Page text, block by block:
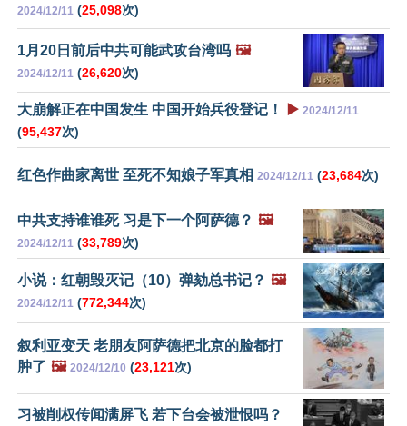
2024/12/11 (25,098次)
1月20日前后中共可能武攻台湾吗 🖼️
2024/12/11 (26,620次)
大崩解正在中国发生 中国开始兵役登记！ ▶️ 2024/12/11
(95,437次)
红色作曲家离世 至死不知娘子军真相 2024/12/11 (23,684次)
中共支持谁谁死 习是下一个阿萨德？ 🖼️
2024/12/11 (33,789次)
小说：红朝毁灭记（10）弹劾总书记？ 🖼️
2024/12/11 (772,344次)
叙利亚变天 老朋友阿萨德把北京的脸都打
肿了 🖼️ 2024/12/10 (23,121次)
习被削权传闻满屏飞 若下台会被泄恨吗？